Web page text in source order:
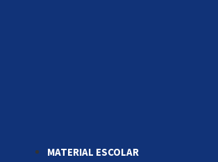
MATERIAL ESCOLAR